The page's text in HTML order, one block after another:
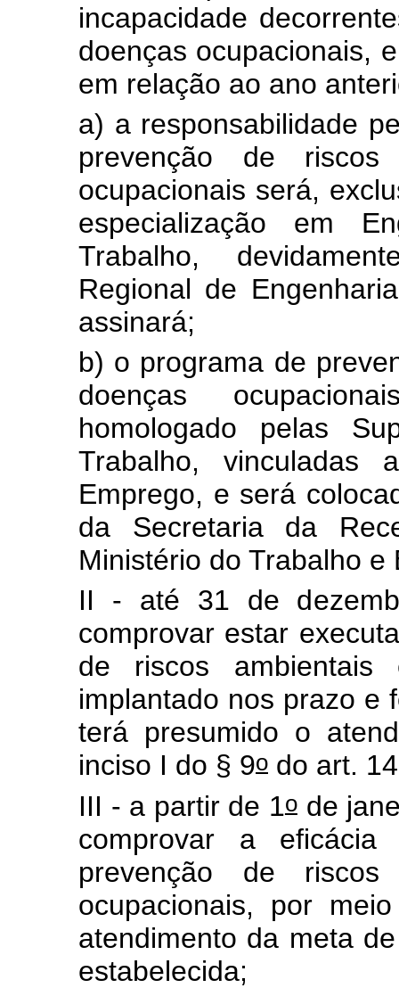
incapacidade
doenças ocupacionais,
em relação ao ano
a) a responsabilidade
prevenção de
ocupacionais será,
especialização em
Trabalho,
Regional de
assinará;
b) o programa de
doenças
homologado pelas
Trabalho, vinculadas
Emprego, e será
da Secretaria da
Ministério do Trabalho
II - até 31 de
comprovar estar
de riscos ambientais
implantado nos prazo e
terá presumido o
inciso I do § 9o do art.
III - a partir de 1ode
comprovar a
prevenção de
ocupacionais, por
atendimento da meta
estabelecida;